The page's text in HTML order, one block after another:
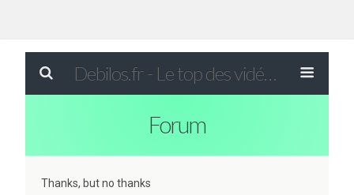
Debilos.fr - Le top des vidéos drôles du WEB !
Forum
Thanks, but no thanks